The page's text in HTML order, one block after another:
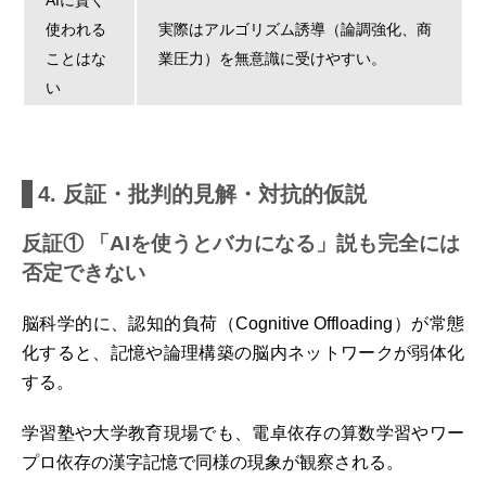
使われる
ことはな
い
実際はアルゴリズム誘導（論調強化、商
業圧力）を無意識に受けやすい。
4. 反証・批判的見解・対抗的仮説
反証① 「AIを使うとバカになる」説も完全には
否定できない
脳科学的に、認知的負荷（Cognitive Offloading）が常態
化すると、記憶や論理構築の脳内ネットワークが弱体化
する。
学習塾や大学教育現場でも、電卓依存の算数学習やワー
プロ依存の漢字記憶で同様の現象が観察される。